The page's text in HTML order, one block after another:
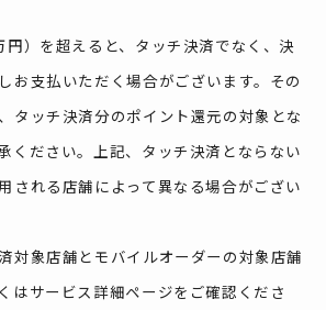
）を超えると、タッチ決済でなく、決
お支払いただく場合がございます。その
タッチ決済分のポイント還元の対象とな
ください。上記、タッチ決済とならない
される店舗によって異なる場合がござい
対象店舗とモバイルオーダーの対象店舗
はサービス詳細ページをご確認くださ